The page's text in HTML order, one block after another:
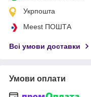
Укрпошта
Meest ПОШТА
Всі умови доставки
Умови оплати